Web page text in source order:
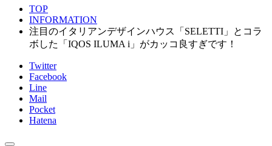
TOP
INFORMATION
注目のイタリアンデザインハウス「SELETTI」とコラ
ボした「IQOS ILUMA i」がカッコ良すぎです！
Twitter
Facebook
Line
Mail
Pocket
Hatena